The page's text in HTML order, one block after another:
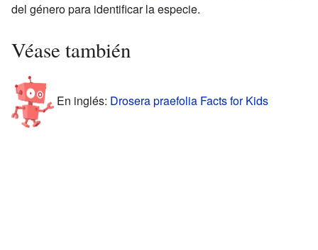
del género para identificar la especie.
Véase también
En inglés: Drosera praefolia Facts for Kids